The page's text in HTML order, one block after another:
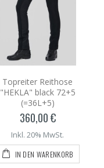
Topreiter Reithose
"HEKLA" black 72+5
(=36L+5)
360,00 €
Inkl. 20% MwSt.
IN DEN WARENKORB